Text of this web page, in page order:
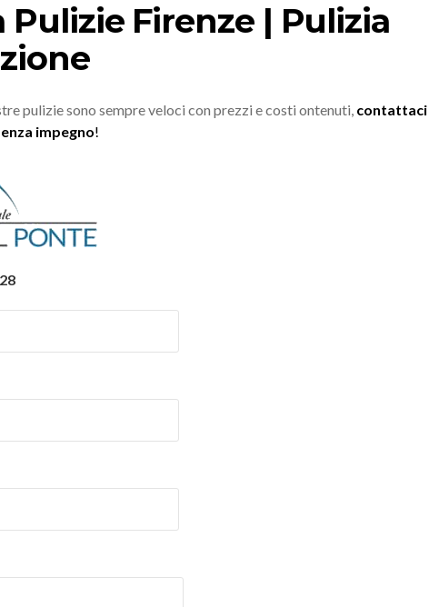
Pulizie Firenze | Pulizia
pulizie sono sempre veloci con prezzi e costi ontenuti, contattaci
impegno!